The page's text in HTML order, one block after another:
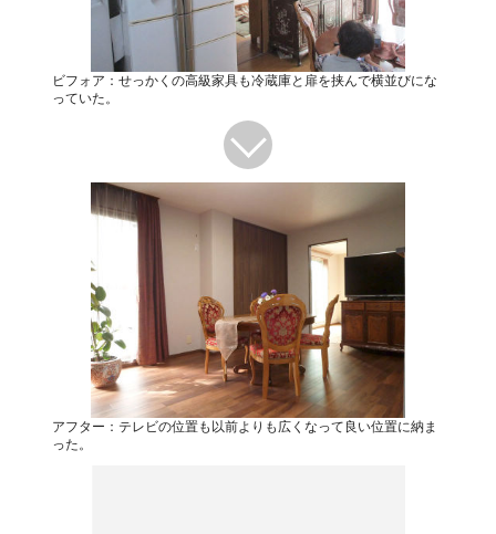
ビフォア：せっかくの高級家具も冷蔵庫と扉を挟んで横並びにな
っていた。
アフター：テレビの位置も以前よりも広くなって良い位置に納ま
った。